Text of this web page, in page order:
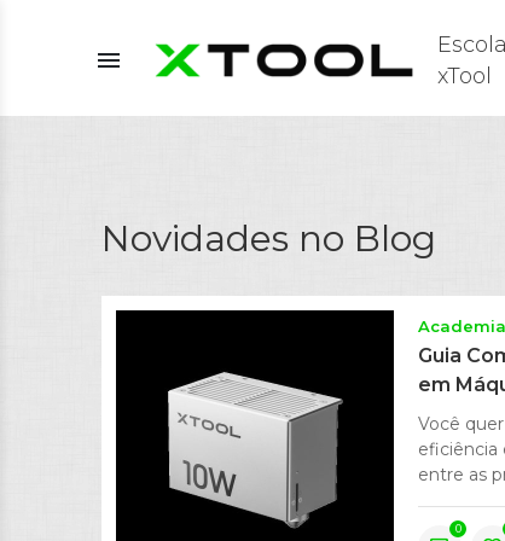
menu
Escola
xTool
Novidades no Blog
Guia
em
Você
eficiência
entre as
0